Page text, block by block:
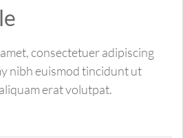
consectetuer adipiscing
nibh euismod tincidunt ut
erat volutpat.